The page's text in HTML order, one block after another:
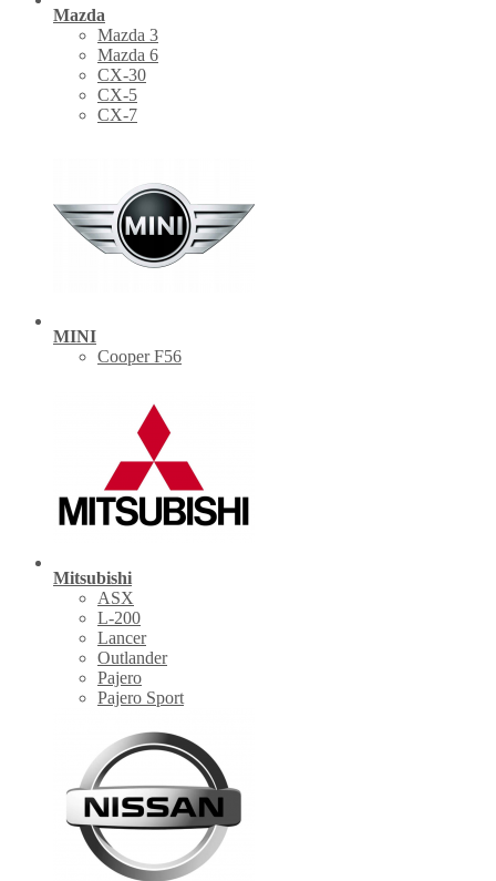
Mazda
Mazda 3
Mazda 6
CX-30
СХ-5
CX-7
MINI
Cooper F56
Mitsubishi
ASX
L-200
Lancer
Outlander
Pajero
Pajero Sport